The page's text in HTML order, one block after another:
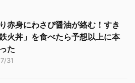
赤身にわさび醤油が絡む！すき
火丼」を食べたら予想以上に本
た
31